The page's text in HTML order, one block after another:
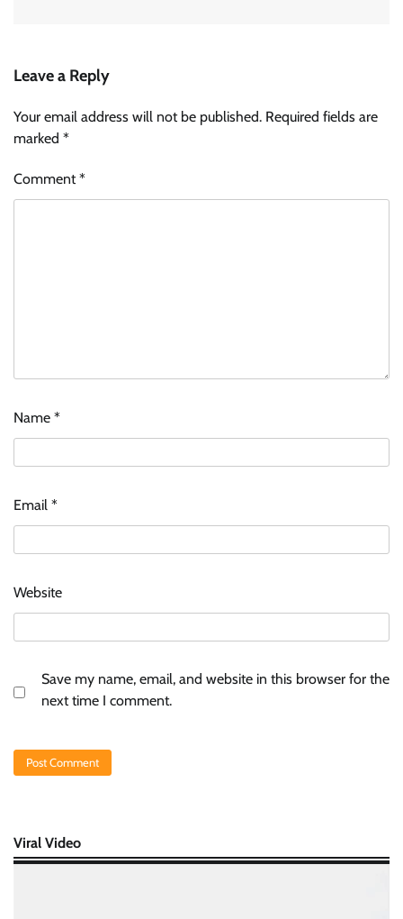
Leave a Reply
Your email address will not be published. Required fields are
marked *
Comment*
Name *
Email *
Website
Save my name, email, and website in this browser for the
next time I comment.
Viral Video